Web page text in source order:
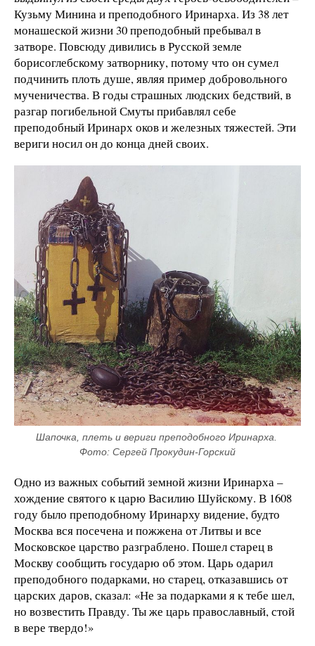
Кузьму Минина и преподобного Иринарха. Из 38 лет
монашеской жизни 30 преподобный пребывал в
затворе. Повсюду дивились в Русской земле
борисоглебскому затворнику, потому что он сумел
подчинить плоть душе, являя пример добровольного
мученичества. В годы страшных людских бедствий, в
разгар погибельной Смуты прибавлял себе
преподобный Иринарх оков и железных тяжестей. Эти
вериги носил он до конца дней своих.
Шапочка, плеть и вериги преподобного Иринарха.
Фото: Сергей Прокудин-Горский
Одно из важных событий земной жизни Иринарха –
хождение святого к царю Василию Шуйскому. В 1608
году было преподобному Иринарху видение, будто
Москва вся посечена и пожжена от Литвы и все
Московское царство разграблено. Пошел старец в
Москву сообщить государю об этом. Царь одарил
преподобного подарками, но старец, отказавшись от
царских даров, сказал: «Не за подарками я к тебе шел,
но возвестить Правду. Ты же царь православный, стой
в вере твердо!»